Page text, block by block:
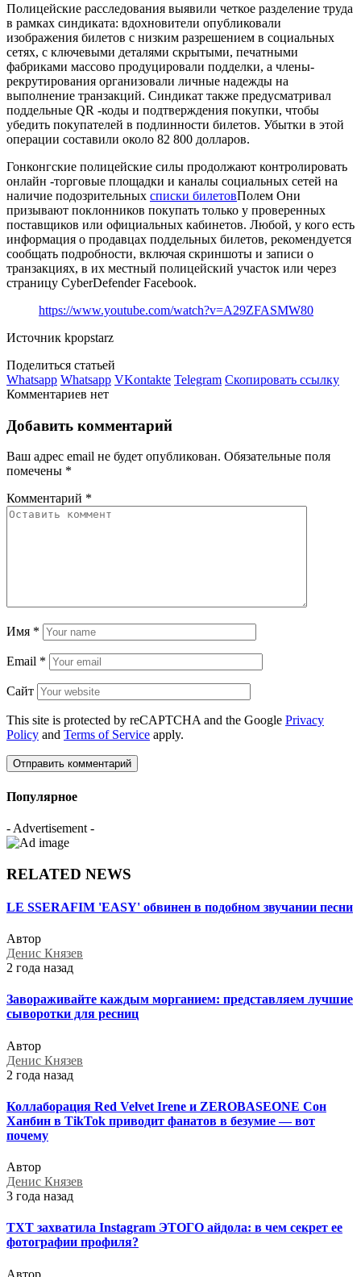
Полицейские расследования выявили четкое разделение труда
в рамках синдиката: вдохновители опубликовали
изображения билетов с низким разрешением в социальных
сетях, с ключевыми деталями скрытыми, печатными
фабриками массово продуцировали подделки, а члены-
рекрутирования организовали личные надежды на
выполнение транзакций. Синдикат также предусматривал
поддельные QR -коды и подтверждения покупки, чтобы
убедить покупателей в подлинности билетов. Убытки в этой
операции составили около 82 800 долларов.
Гонконгские полицейские силы продолжают контролировать
онлайн -торговые площадки и каналы социальных сетей на
наличие подозрительных списки билетовПолем Они
призывают поклонников покупать только у проверенных
поставщиков или официальных кабинетов. Любой, у кого есть
информация о продавцах поддельных билетов, рекомендуется
сообщать подробности, включая скриншоты и записи о
транзакциях, в их местный полицейский участок или через
страницу CyberDefender Facebook.
https://www.youtube.com/watch?v=A29ZFASMW80
Источник kpopstarz
Поделиться статьей
Whatsapp Whatsapp VKontakte Telegram Скопировать ссылку
Комментариев нет
Добавить комментарий
Ваш адрес email не будет опубликован. Обязательные поля
помечены *
Комментарий *
Имя *
Email *
Сайт
This site is protected by reCAPTCHA and the Google Privacy
Policy and Terms of Service apply.
Популярное
- Advertisement -
RELATED NEWS
LE SSERAFIM 'EASY' обвинен в подобном звучании песни
Автор
Денис Князев
2 года назад
Завораживайте каждым морганием: представляем лучшие
сыворотки для ресниц
Автор
Денис Князев
2 года назад
Коллаборация Red Velvet Irene и ZEROBASEONE Сон
Ханбин в TikTok приводит фанатов в безумие — вот
почему
Автор
Денис Князев
3 года назад
TXT захватила Instagram ЭТОГО айдола: в чем секрет ее
фотографии профиля?
Автор